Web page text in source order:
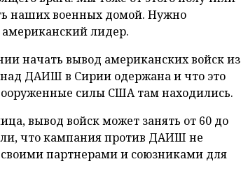
наших военных домой. Нужно
лидер.
начать вывод американских войск из
ДАИШ в Сирии одержана и что это
силы США там находились.
вывод войск может занять от 60 до
что кампания против ДАИШ не
партнерами и союзниками для